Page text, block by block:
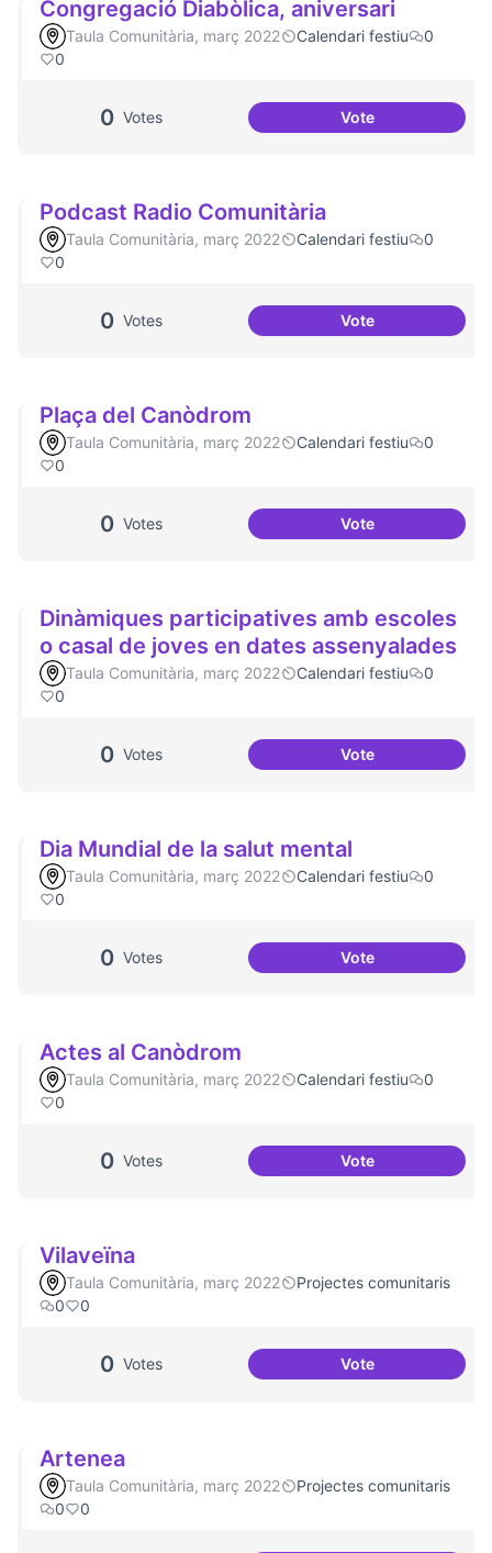
Congregació Diabòlica, aniversari
Taula Comunitària, març 2022 Calendari festiu
0
0
0 Votes VoteCongregació
Podcast Radio Comunitària
Taula Comunitària, març 2022 Calendari festiu
0
0
0 Votes VotePodcast Radio
Plaça del Canòdrom
Taula Comunitària, març 2022 Calendari festiu
0
0
0 Votes VotePlaça del
Dinàmiques participatives amb escoles
o casal de joves en dates assenyalades
Taula Comunitària, març 2022 Calendari festiu
0
0
0 Votes VoteDinàmiques
Dia Mundial de la salut mental
Taula Comunitària, març 2022 Calendari festiu
0
0
0 Votes VoteDia Mundial de la
Actes al Canòdrom
Taula Comunitària, març 2022 Calendari festiu
0
0
0 Votes VoteActes al
Vilaveïna
Taula Comunitària, març 2022
Projectes comunitaris
0
0
0 Votes VoteVilaveïna
Artenea
Taula Comunitària, març 2022
Projectes comunitaris
0
0